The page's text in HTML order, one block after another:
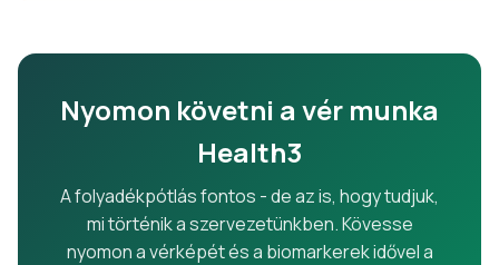
Nyomon követni a vér munka
Health3
A folyadékpótlás fontos - de az is, hogy tudjuk,
mi történik a szervezetünkben. Kövesse
nyomon a vérképét és a biomarkerek idővel a